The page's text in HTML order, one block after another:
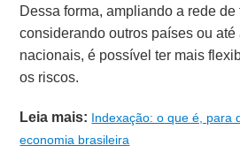
Dessa forma, ampliando a rede
considerando outros países ou
nacionais, é possível ter mais
os riscos.
Leia mais: Indexação: o que é, para
economia brasileira